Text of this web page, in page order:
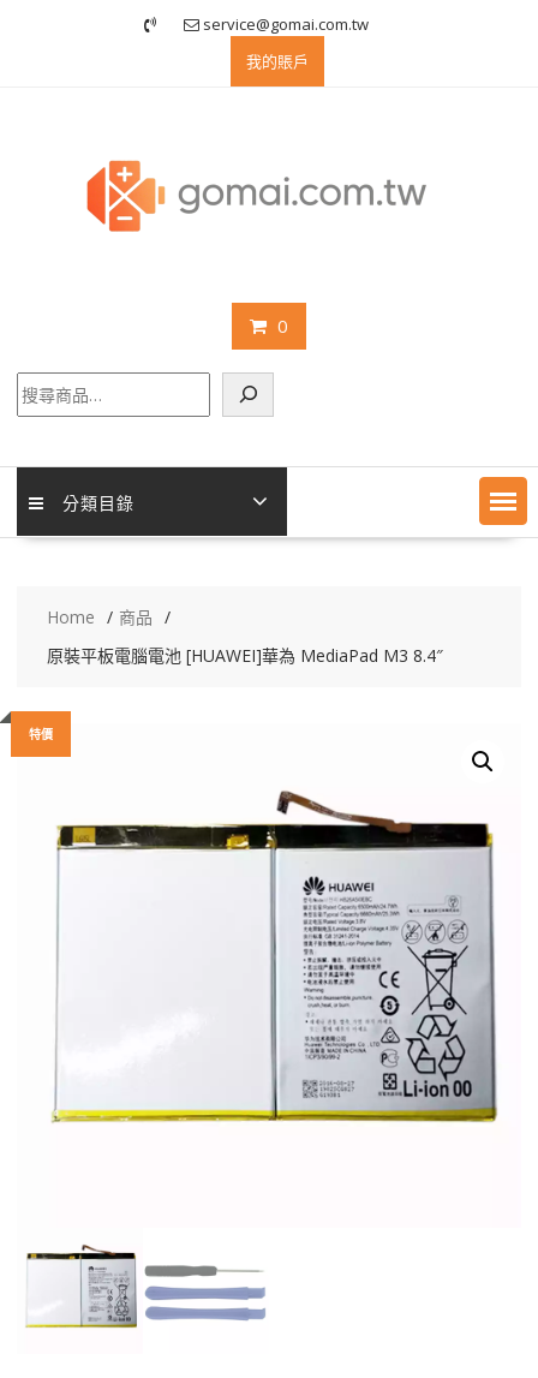
service@gomai.com.tw
我的賬戶
0
尋
分類目錄
Home
商品
原裝平板電腦電池 [HUAWEI]華為 MediaPad M3 8.4″
特價